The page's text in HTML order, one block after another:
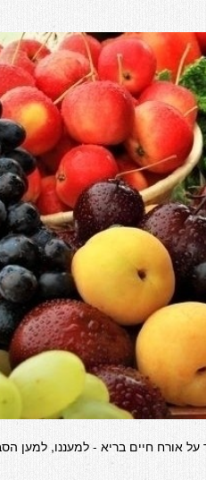
אורח חיים בריא - למעננו, למען